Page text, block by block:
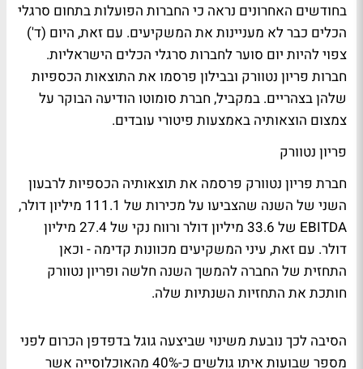
בחודשים האחרונים נראה כי החברות הפועלות בתחום סרגלי
הכלים כבר לא מעניינות את המשקיעים. עם זאת, היום (ד')
צפוי להיות יום סוער לחברות סרגלי הכלים הישראליות.
חברות פריון נטוורק ובבילון פרסמו את התוצאות הכספיות
שלהן בצהריים. במקביל, חברת סומוטו הודיעה הבוקר על
צמצום הוצאותיה באמצעות פיטורי עובדים.
פריון נטוורק
חברת פריון נטוורק פרסמה את תוצאותיה הכספיות לרבעון
השני של השנה שהצביעו על מכירות של 111.1 מיליון דולר,
EBITDA של 33.6 מיליון דולר ורווח נקי של 27.4 מיליון
דולר. עם זאת, עיני המשקיעים מכוונות קדימה - וכאן
התחזית של החברה להמשך השנה חלשה ופריון נטוורק
חותכת את התחזיות השנתיות שלה.
הסיבה לכך נובעת משינוי שביצעה גוגל בדפדפן הכרום לפני
מספר שבועות איתו גולשים כ-40% מהאוכלוסייה אשר